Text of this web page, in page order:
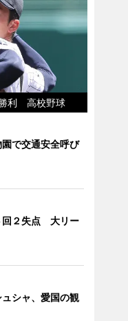
利 高校野球
園で交通安全呼び
回２失点 大リー
シャ、愛国の観